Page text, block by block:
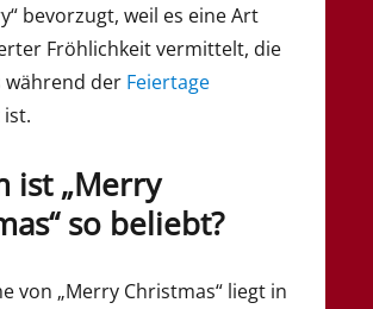
bevorzugt, weil es eine Art
Fröhlichkeit vermittelt, die
während der Feiertage
ist „Merry
so beliebt?
von „Merry Christmas“ liegt in